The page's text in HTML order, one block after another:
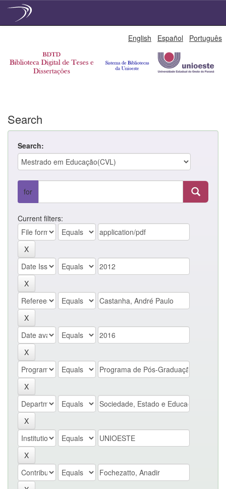
English Español Português
Search
Search:
for
Current filters: